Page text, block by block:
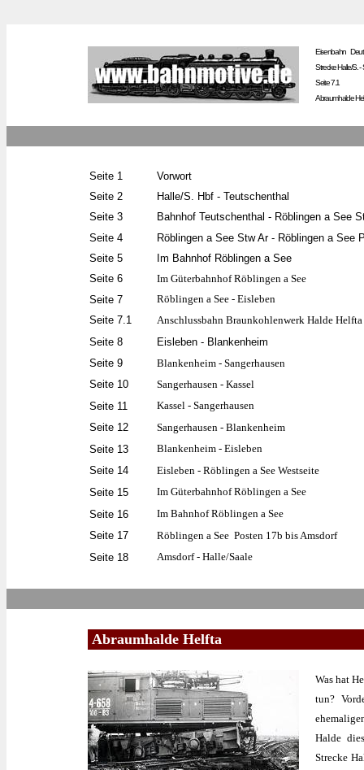
Eisenbahn
Strecke Halle/S.
Seite7.1
Abraumhalde
Seite 1
Vorwort
Seite 2
Halle/S. Hbf - Teutschenthal
Seite 3
Bahnhof Teutschenthal - Röblingen a See
Seite 4
Röblingen a See Stw Ar - Röblingen a See
Seite 5
Im Bahnhof Röblingen a See
Seite 6
Im Güterbahnhof Röblingen a See
Seite 7
Röblingen a See - Eisleben
Seite 7.1
Anschlussbahn Braunkohlenwerk Halde Helfta
Seite 8
Eisleben - Blankenheim
Seite 9
Blankenheim - Sangerhausen
Seite 10
Sangerhausen - Kassel
Seite 11
Kassel - Sangerhausen
Seite 12
Sangerhausen - Blankenheim
Seite 13
Blankenheim - Eisleben
Seite 14
Eisleben - Röblingen a See Westseite
Seite 15
Im Güterbahnhof Röblingen a See
Seite 16
Im Bahnhof Röblingen a See
Seite 17
Röblingen a See Posten 17b bis Amsdorf
Seite 18
Amsdorf - Halle/Saale
Abraumhalde Helfta
Was hat
tun?
Halde
Strecke